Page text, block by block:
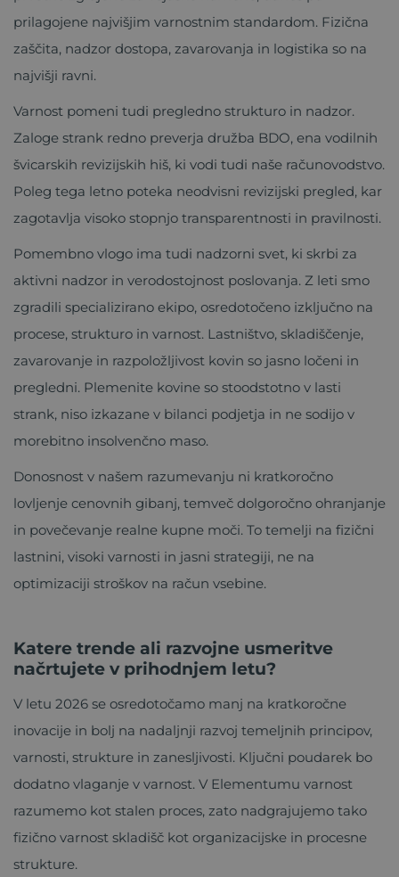
prilagojene najvišjim varnostnim standardom. Fizična
zaščita, nadzor dostopa, zavarovanja in logistika so na
najvišji ravni.
Varnost pomeni tudi pregledno strukturo in nadzor.
Zaloge strank redno preverja družba BDO, ena vodilnih
švicarskih revizijskih hiš, ki vodi tudi naše računovodstvo.
Poleg tega letno poteka neodvisni revizijski pregled, kar
zagotavlja visoko stopnjo transparentnosti in pravilnosti.
Pomembno vlogo ima tudi nadzorni svet, ki skrbi za
aktivni nadzor in verodostojnost poslovanja. Z leti smo
zgradili specializirano ekipo, osredotočeno izključno na
procese, strukturo in varnost. Lastništvo, skladiščenje,
zavarovanje in razpoložljivost kovin so jasno ločeni in
pregledni. Plemenite kovine so stoodstotno v lasti
strank, niso izkazane v bilanci podjetja in ne sodijo v
morebitno insolvenčno maso.
Donosnost v našem razumevanju ni kratkoročno
lovljenje cenovnih gibanj, temveč dolgoročno ohranjanje
in povečevanje realne kupne moči. To temelji na fizični
lastnini, visoki varnosti in jasni strategiji, ne na
optimizaciji stroškov na račun vsebine.
Katere trende ali razvojne usmeritve
načrtujete v prihodnjem letu?
V letu 2026 se osredotočamo manj na kratkoročne
inovacije in bolj na nadaljnji razvoj temeljnih principov,
varnosti, strukture in zanesljivosti. Ključni poudarek bo
dodatno vlaganje v varnost. V Elementumu varnost
razumemo kot stalen proces, zato nadgrajujemo tako
fizično varnost skladišč kot organizacijske in procesne
strukture.